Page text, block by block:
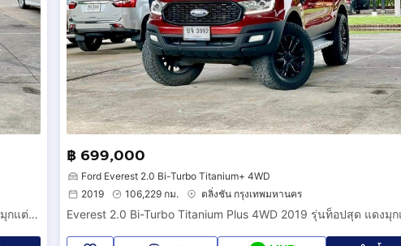
Everest 2.0 Bi-Turbo Titanium Plus 4WD 2019 รุ่นท็อปสุด แดงมุกแต่งหล่อหลักแสน พร้อมลุยทุกเส้นทาง น๊อตไม่ขยับ สวยใส มือเดียว ทุกอย่างครบ
฿ 699,000
Ford Everest 2.0 Bi-Turbo Titanium+ 4WD
2019
106,229 กม. ตลิ่งชัน กรุงเทพมหานคร